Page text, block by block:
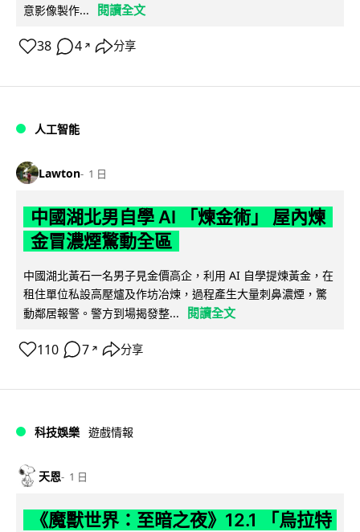
意影像製作...
閱讀全文
38 4 ↗ 分享
人工智能
Lawton 1 日
中國湖北男自學 AI 「煉金術」 屋內煉
金冒濃煙驚動全區
中國湖北黃石一名男子見金價高企，利用 AI 自學提煉黃金，在
租住單位私設高壓爐及作坊冶煉，過程產生大量刺鼻濃煙，驚
動鄰居報警。警方到場揭發整...
閱讀全文
110 7 ↗ 分享
科技娛樂 遊戲情報
天恩 1 日
《魔獸世界：至暗之夜》12.1 「烏拉特